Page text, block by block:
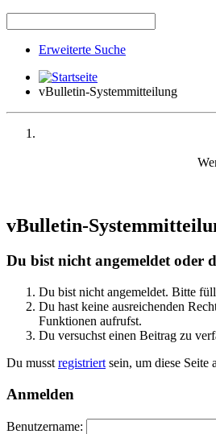
Erweiterte Suche
vBulletin-Systemmitteilung
vBulletin-
Du bist nicht angemeldet oder
Du bist nicht angemeldet. Bitte
Du hast keine ausreichenden
Funktionen aufrufst.
Du versuchst einen Beitrag zu
Du musst registriert sein, um diese Seite
Anmelden
Benutzername: